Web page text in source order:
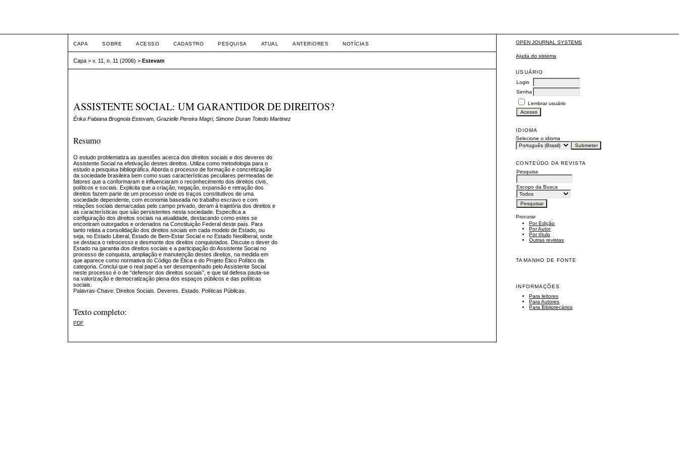
OPEN JOURNAL SYSTEMS
Ajuda do sistema
USUÁRIO
Login
Senha
Lembrar usuário
IDIOMA
Selecione o idioma
CONTEÚDO DA REVISTA
Pesquisa
Escopo da Busca
Procurar
Por Edição
Por Autor
Por título
Outras revistas
TAMANHO DE FONTE
INFORMAÇÕES
Para leitores
Para Autores
Para Bibliotecários
CAPA SOBRE ACESSO CADASTRO PESQUISA ATUAL ANTERIORES NOTÍCIAS
Capa >v. 11, n. 11 (2006) >Estevam
ASSISTENTE SOCIAL: UM GARANTIDOR DE DIREITOS?
Érika Fabiana Brugnola Estevam, Grazielle Pereira Magri, Simone Duran Toledo Martinez
Resumo
O estudo problematiza as questões acerca dos direitos sociais e dos deveres do
Assistente Social na efetivação destes direitos. Utiliza como metodologia para o
estudo a pesquisa bibliográfica. Aborda o processo de formação e concretização
da sociedade brasileira bem como suas características peculiares permeadas de
fatores que a conformaram e influenciaram o reconhecimento dos direitos civis,
políticos e sociais. Explicita que a criação, negação, expansão e retração dos
direitos fazem parte de um processo onde os traços constitutivos de uma
sociedade dependente, com economia baseada no trabalho escravo e com
relações sociais demarcadas pelo campo privado, deram à trajetória dos direitos e
as características que são persistentes nesta sociedade. Especifica a
configuração dos direitos sociais na atualidade, destacando como estes se
encontram outorgados e ordenados na Constituição Federal deste país. Para
tanto relata a consolidação dos direitos sociais em cada modelo de Estado, ou
seja, no Estado Liberal, Estado de Bem-Estar Social e no Estado Neoliberal, onde
se destaca o retrocesso e desmonte dos direitos conquistados. Discute o dever do
Estado na garantia dos direitos sociais e a participação do Assistente Social no
processo de conquista, ampliação e manutenção destes direitos, na medida em
que aparece como normativa do Código de Ética e do Projeto Ético Político da
categoria. Conclui que o real papel a ser desempenhado pelo Assistente Social
neste processo é o de “defensor dos direitos sociais”, e que tal defesa pauta-se
na valorização e democratização plena dos espaços públicos e das políticas
sociais.
Palavras-Chave: Direitos Sociais. Deveres. Estado. Políticas Públicas.
Texto completo:
PDF